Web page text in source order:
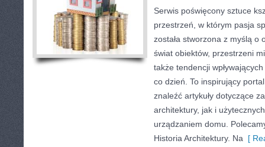
Serwis poświęcony sztuce
przestrzeń, w którym pasja
została stworzona z myślą o
świat obiektów, przestrzeni
także tendencji
co dzień. To inspirujący
znaleźć artykuły dotyczące
architektury, jak i
urządzaniem domu.
Historia Architektury. Na [